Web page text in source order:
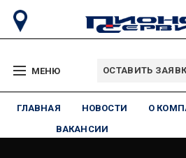
МЕНЮ ОСТАВИТЬ
ГЛАВНАЯ НОВОСТИ О
ВАКАНСИИ